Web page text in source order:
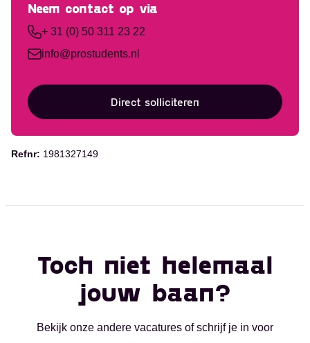
Neem contact op via
+ 31 (0) 50 311 23 22
info@prostudents.nl
Direct solliciteren
Refnr: 1981327149
Toch niet helemaal
jouw baan?
Bekijk onze andere vacatures of schrijf je in voor